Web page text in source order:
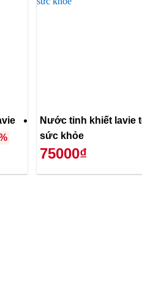
Nước tinh khiết lavie
sức khỏe
75000₫